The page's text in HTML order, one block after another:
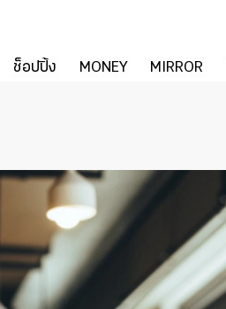
ช็อปปิ้ง MONEY MIRROR